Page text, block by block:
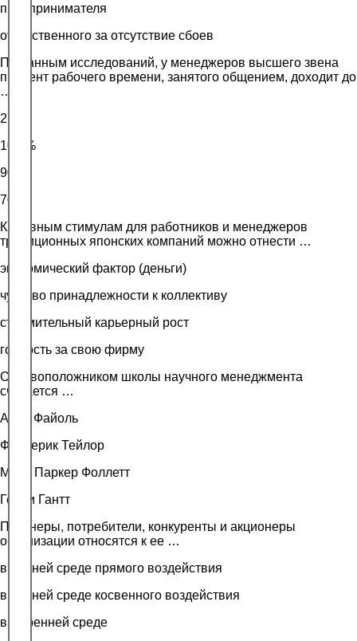
предпринимателя
ответственного за отсутствие сбоев
По данным исследований, у менеджеров высшего звена
процент рабочего времени, занятого общением, доходит до
…
25 %
100 %
90 %
70 %
К главным стимулам для работников и менеджеров
традиционных японских компаний можно отнести …
экономический фактор (деньги)
чувство принадлежности к коллективу
стремительный карьерный рост
гордость за свою фирму
Основоположником школы научного менеджмента
считается …
Анри Файоль
Фредерик Тейлор
Мэри Паркер Фоллетт
Генри Гантт
Партнеры, потребители, конкуренты и акционеры
организации относятся к ее …
внешней среде прямого воздействия
внешней среде косвенного воздействия
внутренней среде